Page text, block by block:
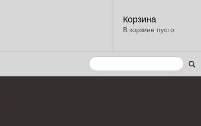
Корзина
В корзине пусто